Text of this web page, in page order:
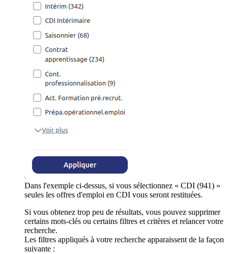
Dans l'exemple ci-dessus, si vous sélectionnez « CDI (941) »
seules les offres d'emploi en CDI vous seront restituées.
Si vous obtenez trop peu de résultats, vous pouvez supprimer
certains mots-clés ou certains filtres et critères et relancer votre
recherche.
Les filtres appliqués à votre recherche apparaissent de la façon
suivante :